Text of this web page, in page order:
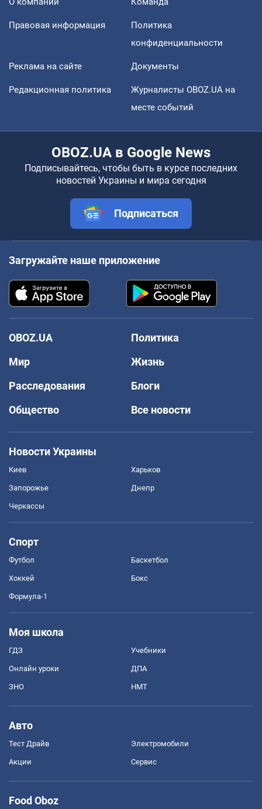
Правовая информация
Политика
конфиденциальности
Реклама на сайте Документы
Редакционная политика
Журналисты OBOZ.UA на
месте событий
OBOZ.UA в Google News
Подписывайтесь, чтобы быть в курсе последних
новостей Украины и мира сегодня
Подписаться
Загружайте наше приложение
OBOZ.UA
Политика
Мир
Жизнь
Расследования
Блоги
Общество
Все новости
Новости Украины
Киев Харьков
Запорожье Днепр
Черкассы
Спорт
Футбол Баскетбол
Хоккей Бокс
Формула-1
Моя школа
ГДЗ Учебники
Онлайн уроки ДПА
ЗНО НМТ
Авто
Тест Драйв Электромобили
Акции Сервис
Food Oboz